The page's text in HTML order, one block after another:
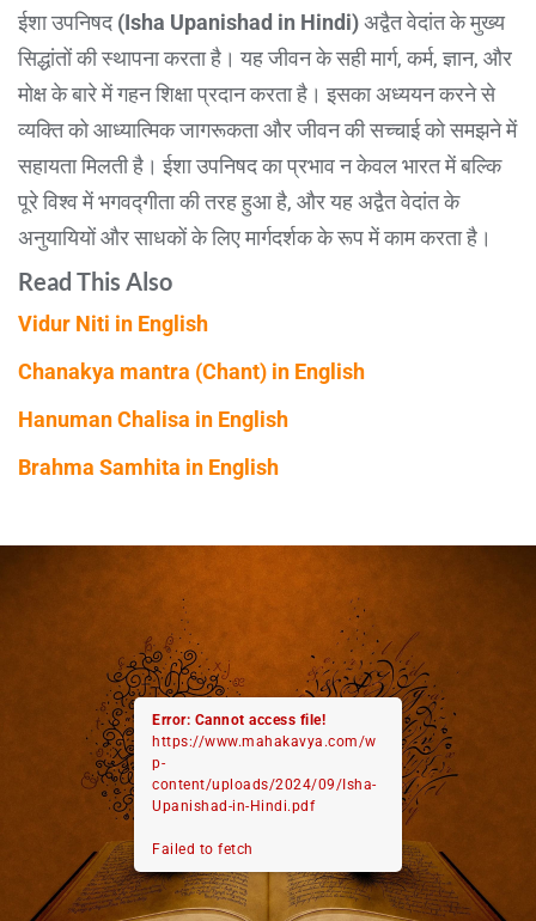
ईशा उपनिषद(Isha Upanishad in Hindi)अद्वैत वेदांत के मुख्य
सिद्धांतों की स्थापना करता है। यह जीवन के सही मार्ग, कर्म, ज्ञान, और
मोक्ष के बारे में गहन शिक्षा प्रदान करता है। इसका अध्ययन करने से
व्यक्ति को आध्यात्मिक जागरूकता और जीवन की सच्चाई को समझने में
सहायता मिलती है। ईशा उपनिषद का प्रभाव न केवल भारत में बल्कि
पूरे विश्व में भगवद्गीता की तरह हुआ है, और यह अद्वैत वेदांत के
अनुयायियों और साधकों के लिए मार्गदर्शक के रूप में काम करता है।
Read This Also
Vidur Niti in English
Chanakya mantra (Chant) in English
Hanuman Chalisa in English
Brahma Samhita in English
Error: Cannot access file!
https://www.mahakavya.com/w
p-
content/uploads/2024/09/Isha-
Upanishad-in-Hindi.pdf
Failed to fetch